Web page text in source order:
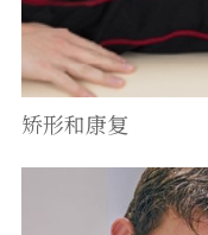
矫形和康复